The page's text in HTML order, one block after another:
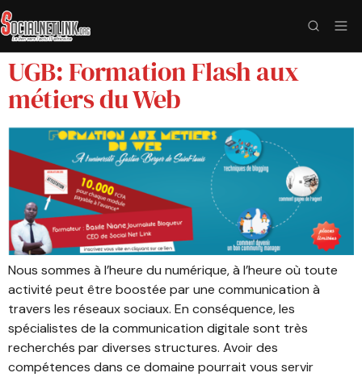
UGB: Formation Flash aux
métiers du Web
Nous sommes à l’heure du numérique, à l’heure où toute
activité peut être boostée par une communication à
travers les réseaux sociaux. En conséquence, les
spécialistes de la communication digitale sont très
recherchés par diverses structures. Avoir des
compétences dans ce domaine pourrait vous servir